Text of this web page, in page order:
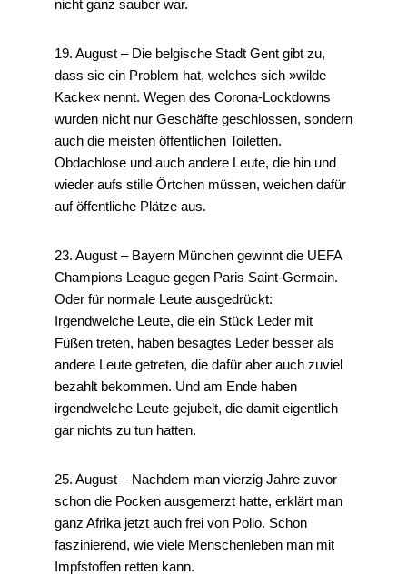
nicht ganz sauber war.
19. August – Die belgische Stadt Gent gibt zu,
dass sie ein Problem hat, welches sich »wilde
Kacke« nennt. Wegen des Corona-Lockdowns
wurden nicht nur Geschäfte geschlossen, sondern
auch die meisten öffentlichen Toiletten.
Obdachlose und auch andere Leute, die hin und
wieder aufs stille Örtchen müssen, weichen dafür
auf öffentliche Plätze aus.
23. August – Bayern München gewinnt die UEFA
Champions League gegen Paris Saint-Germain.
Oder für normale Leute ausgedrückt:
Irgendwelche Leute, die ein Stück Leder mit
Füßen treten, haben besagtes Leder besser als
andere Leute getreten, die dafür aber auch zuviel
bezahlt bekommen. Und am Ende haben
irgendwelche Leute gejubelt, die damit eigentlich
gar nichts zu tun hatten.
25. August – Nachdem man vierzig Jahre zuvor
schon die Pocken ausgemerzt hatte, erklärt man
ganz Afrika jetzt auch frei von Polio. Schon
faszinierend, wie viele Menschenleben man mit
Impfstoffen retten kann.